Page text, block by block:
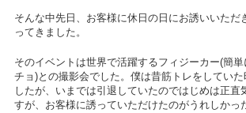
そんな中先日、お客様に休日の日にお誘いいただ
ってきました。
そのイベントは世界で活躍するフィジーカー(簡単
チョ )との撮影会でした。僕は昔筋トレをしてい
したが、いまでは引退していたのではじめは正直
すが、お客様に誘っていただけたのがうれしかっ